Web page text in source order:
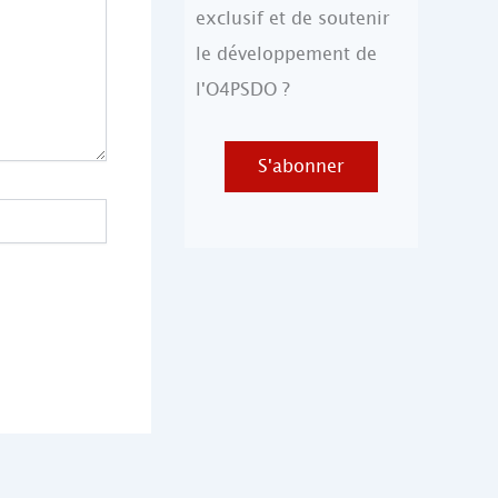
exclusif et de soutenir
le développement de
l'O4PSDO ?
S'abonner